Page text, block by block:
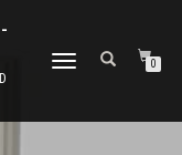
NAVIGATION
0